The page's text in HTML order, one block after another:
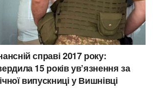
справі 2017 року:
15 років ув’язнення за
випускниці у Вишнівці